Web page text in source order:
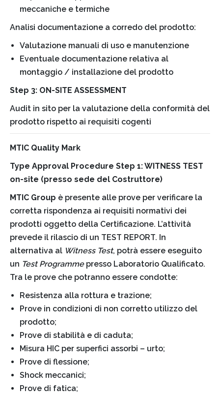
meccaniche e termiche
Analisi documentazione a corredo del prodotto:
Valutazione manuali di uso e manutenzione
Eventuale documentazione relativa al
montaggio / installazione del prodotto
Step 3: ON-SITE ASSESSMENT
Audit in sito per la valutazione della conformità del
prodotto rispetto ai requisiti cogenti
MTIC Quality Mark
Type Approval Procedure Step 1: WITNESS TEST
on-site (presso sede del Costruttore)
MTIC Group è presente alle prove per verificare la
corretta rispondenza ai requisiti normativi dei
prodotti oggetto della Certificazione. L’attività
prevede il rilascio di un TEST REPORT. In
alternativa al Witness Test, potrà essere eseguito
un Test Programmepresso Laboratorio Qualificato.
Tra le prove che potranno essere condotte:
Resistenza alla rottura e trazione;
Prove in condizioni di non corretto utilizzo del
prodotto;
Prove di stabilità e di caduta;
Misura HIC per superfici assorbi – urto;
Prove di flessione;
Shock meccanici;
Prove di fatica;